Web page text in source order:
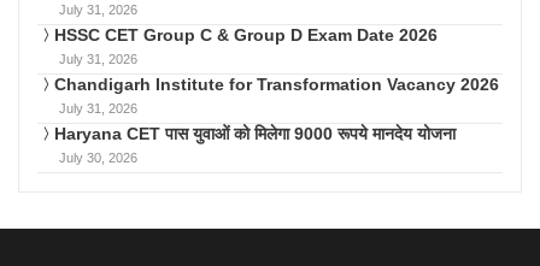
July 31, 2026
HSSC CET Group C & Group D Exam Date 2026
July 31, 2026
Chandigarh Institute for Transformation Vacancy 2026
July 31, 2026
Haryana CET पास युवाओं को मिलेगा 9000 रूपये मानदेय योजना
July 30, 2026